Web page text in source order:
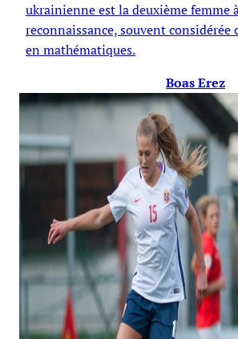
ukrainienne est la deuxième femme
reconnaissance, souvent considérée
en mathématiques.
Boas Erez